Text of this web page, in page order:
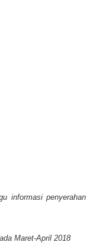
penyerahan
Maret-April 2018